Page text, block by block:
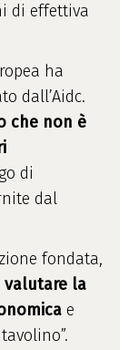
di effettiva
ha
dall’Aidc.
che non è
di
dal
fondata,
valutare la
e